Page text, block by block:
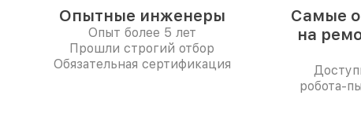
Опытные инженеры
Опыт более 5 лет
Прошли строгий отбор
Обязательная сертификация
Самые
на
робота-